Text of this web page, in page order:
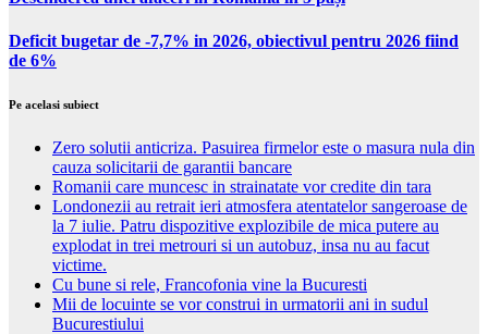
Deficit bugetar de -7,7% in 2026, obiectivul pentru 2026 fiind
de 6%
Pe acelasi subiect
Zero solutii anticriza. Pasuirea firmelor este o masura nula din
cauza solicitarii de garantii bancare
Romanii care muncesc in strainatate vor credite din tara
Londonezii au retrait ieri atmosfera atentatelor sangeroase de
la 7 iulie. Patru dispozitive explozibile de mica putere au
explodat in trei metrouri si un autobuz, insa nu au facut
victime.
Cu bune si rele, Francofonia vine la Bucuresti
Mii de locuinte se vor construi in urmatorii ani in sudul
Bucurestiului